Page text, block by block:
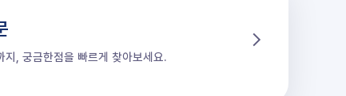
지, 궁금한점을 빠르게 찾아보세요.